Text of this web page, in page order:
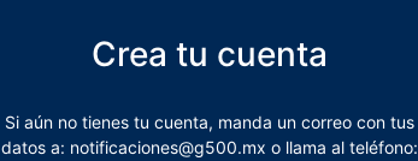
Crea tu cuenta
Si aún no tienes tu cuenta, manda un correo con tus
datos a: notificaciones@g500.mx o llama al teléfono: